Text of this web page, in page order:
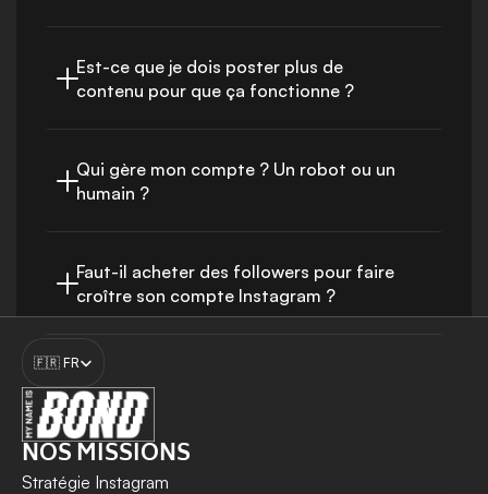
Est-ce que je dois poster plus de
contenu pour que ça fonctionne ?
Qui gère mon compte ? Un robot ou un
humain ?
Faut-il acheter des followers pour faire
croître son compte Instagram ?
🇫🇷 FR
NOS MISSIONS
Stratégie Instagram